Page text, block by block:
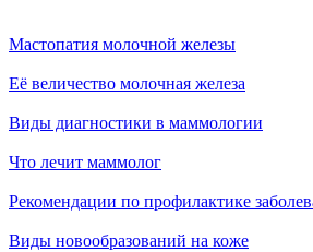
Мастопатия молочной железы
Её величество молочная железа
Виды диагностики в маммологии
Что лечит маммолог
Рекомендации по профилактике
Виды новообразований на коже